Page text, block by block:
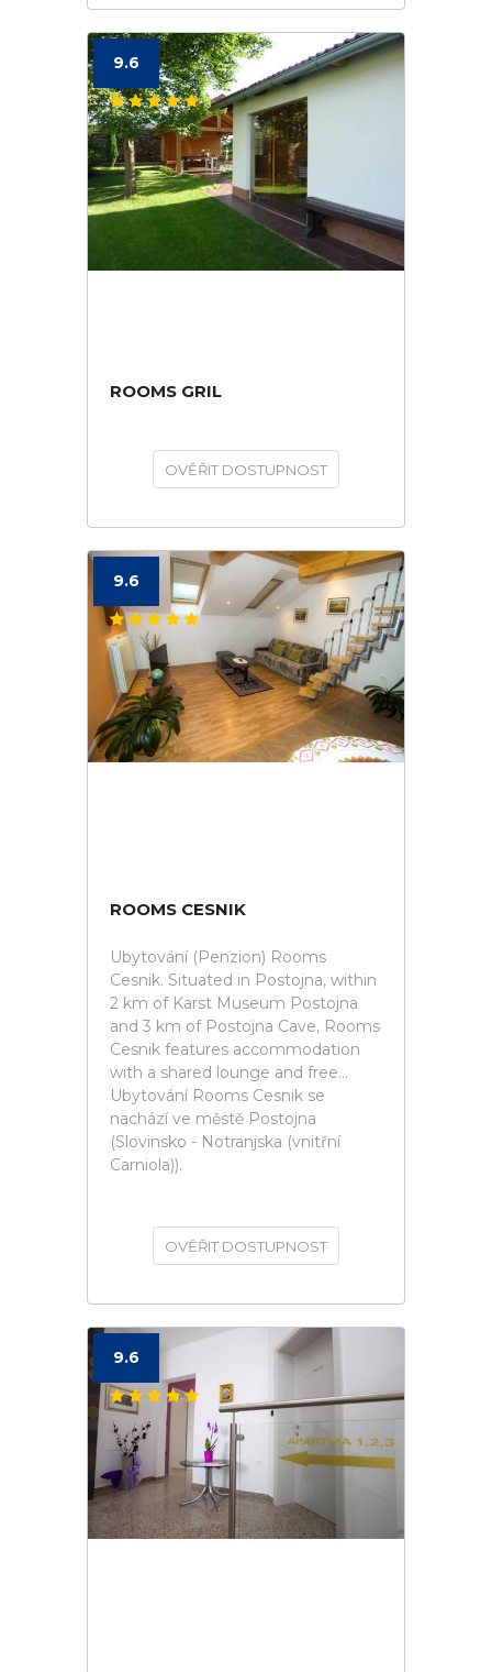
9.6
ROOMS GRIL
OVĚŘIT DOSTUPNOST
9.6
ROOMS CESNIK
Ubytování (Penzion) Rooms
Cesnik. Situated in Postojna, within
2 km of Karst Museum Postojna
and 3 km of Postojna Cave, Rooms
Cesnik features accommodation
with a shared lounge and free...
Ubytování Rooms Cesnik se
nachází ve městě Postojna
(Slovinsko - Notranjska (vnitřní
Carniola)).
OVĚŘIT DOSTUPNOST
9.6